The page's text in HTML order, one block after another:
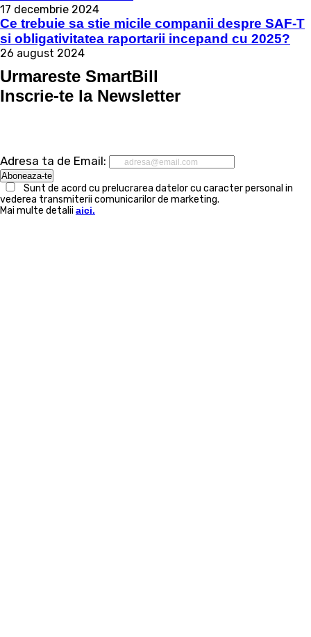
17 decembrie 2024
Ce trebuie sa stie micile companii despre SAF-T
si obligativitatea raportarii incepand cu 2025?
26 august 2024
Urmareste SmartBill
Inscrie-te la Newsletter
Adresa ta de Email:
Sunt de acord cu prelucrarea datelor cu caracter personal in
vederea transmiterii comunicarilor de marketing.
Mai multe detalii aici.